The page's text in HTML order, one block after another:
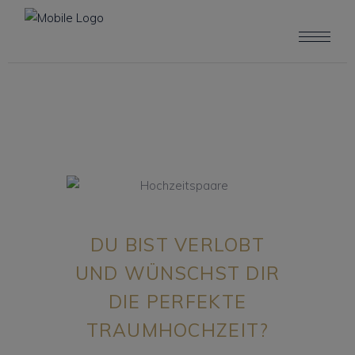
DU BIST VERLOBT
UND WÜNSCHST DIR
DIE PERFEKTE
TRAUMHOCHZEIT?